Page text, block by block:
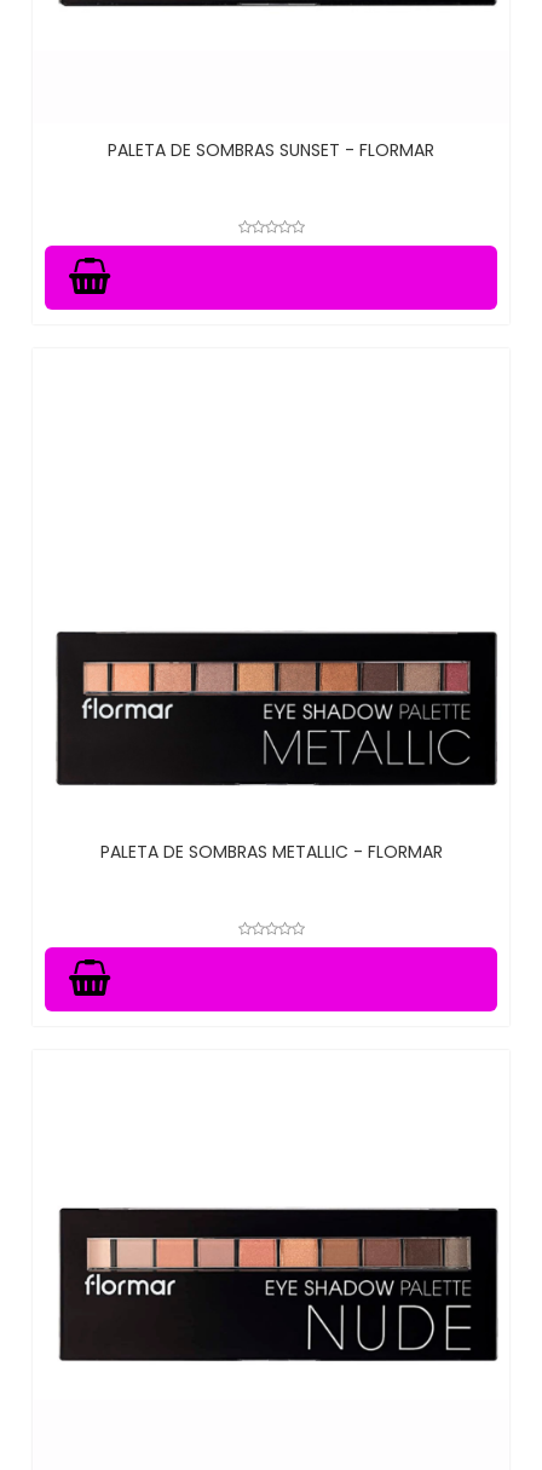
PALETA DE SOMBRAS SUNSET - FLORMAR
PALETA DE SOMBRAS METALLIC - FLORMAR